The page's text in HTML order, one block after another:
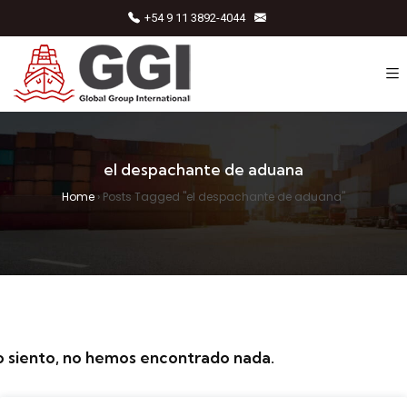
+54 9 11 3892-4044
el despachante de aduana
Home › Posts Tagged "el despachante de aduana"
siento, no hemos encontrado nada.